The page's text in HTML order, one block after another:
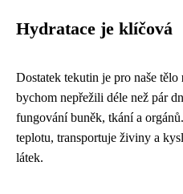
Hydratace je klíčová
Dostatek tekutin je pro naše tělo
bychom nepřežili déle než pár
fungování buněk, tkání a
teplotu, transportuje živiny a
látek.